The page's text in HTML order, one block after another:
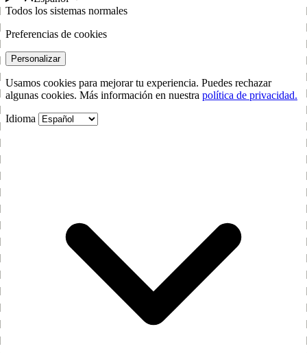
Todos los sistemas normales
Preferencias de cookies
Personalizar
Usamos cookies para mejorar tu experiencia. Puedes rechazar
algunas cookies. Más información en nuestra política de privacidad.
Idioma